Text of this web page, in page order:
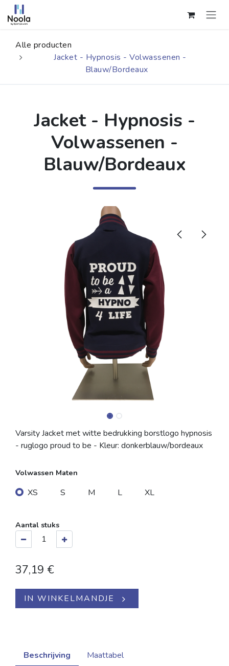
Overslaan naar inhoud
Alle producten
Jacket - Hypnosis - Volwassenen -
Blauw/Bordeaux
Jacket - Hypnosis -
Volwassenen -
Blauw/Bordeaux
Varsity Jacket met witte bedrukking borstlogo hypnosis
- ruglogo proud to be - Kleur: donkerblauw/bordeaux
Volwassen Maten
XS S M L XL
Aantal stuks
37,19 €
IN WINKELMANDJE
Beschrijving Maattabel